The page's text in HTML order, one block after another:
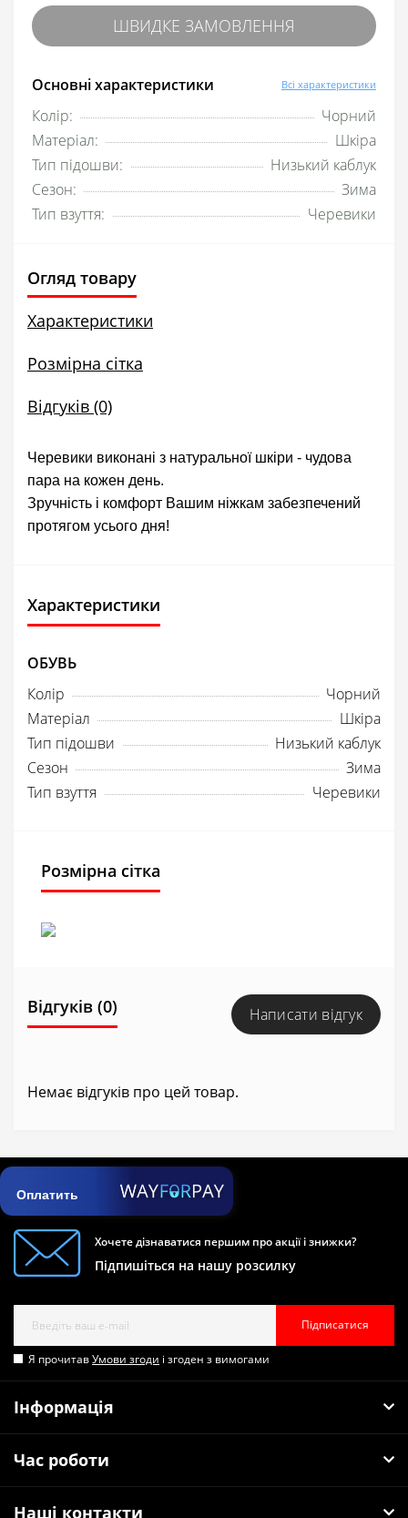
Основні характеристики Всі характеристики
Колір:
Чорний
Матеріал:
Шкіра
Тип підошви:
Низький каблук
Сезон:
Зима
Тип взуття:
Черевики
ШВИДКЕ ЗАМОВЛЕННЯ
Огляд товару
Характеристики
Розмірна сітка
Відгуків (0)
Черевики виконані з натуральної шкіри - чудова
пара на кожен день.
Зручність і комфорт Вашим ніжкам забезпечений
протягом усього дня!
Характеристики
ОБУВЬ
Колір
Чорний
Матеріал
Шкіра
Тип підошви
Низький каблук
Сезон
Зима
Тип взуття
Черевики
Розмірна сітка
Відгуків (0) Написати відгук
Немає відгуків про цей товар.
Оплатить
Хочете дізнаватися першим про акції і знижки?
Підпишіться на нашу розсилку
Підписатися
Я прочитавУмови згоди і згоден з вимогами
Інформація
Час роботи
Наші контакти